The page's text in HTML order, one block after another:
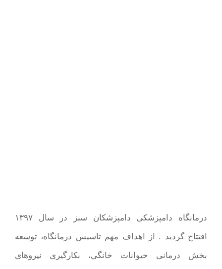
درمانگاه دامپزشکی دامپزشکان سبز در سال ۱۳۹۷
افتتاح گردید . از اهداف مهم تاسیس درمانگاه، توسعه
بخش درمانی حیوانات خانگی، بکارگیری نیروهای